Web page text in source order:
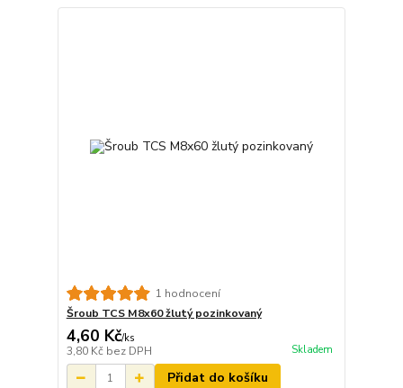
1 hodnocení
Šroub TCS M8x60 žlutý pozinkovaný
4,60 Kč/ks
3,80 Kč bez DPH Skladem
Přidat do košíku